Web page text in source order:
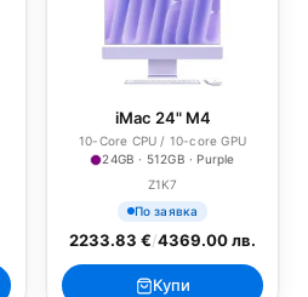
iMac 24" M4
10-Core CPU / 10-core GPU
24GB · 512GB · Purple
Z1K7
По заявка
2233.83 €/4369.00 лв.
Купи